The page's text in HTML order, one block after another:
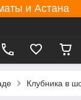
и Астана
Клубника в